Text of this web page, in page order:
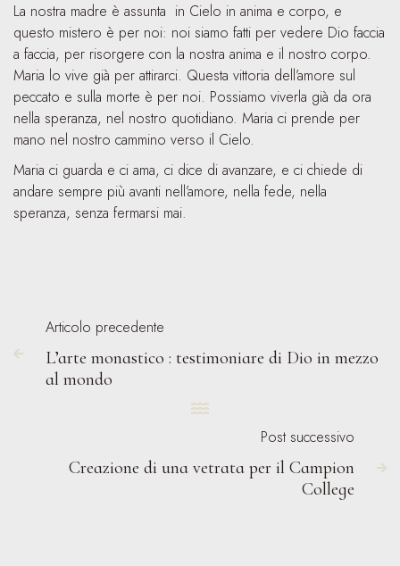
La nostra madre è assunta in Cielo in anima e corpo, e
questo mistero è per noi: noi siamo fatti per vedere Dio faccia
a faccia, per risorgere con la nostra anima e il nostro corpo.
Maria lo vive già per attirarci. Questa vittoria dell’amore sul
peccato e sulla morte è per noi. Possiamo viverla già da ora
nella speranza, nel nostro quotidiano. Maria ci prende per
mano nel nostro cammino verso il Cielo.
Maria ci guarda e ci ama, ci dice di avanzare, e ci chiede di
andare sempre più avanti nell’amore, nella fede, nella
speranza, senza fermarsi mai.

Articolo precedente
L’arte monastico : testimoniare di Dio in mezzo
al mondo

Post successivo
Creazione di una vetrata per il Campion
College
